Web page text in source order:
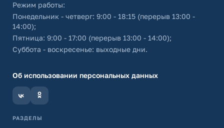
Режим работы:
Понедельник - четверг: 9:00 - 18:15 (перерыв 13:00 -
14:00);
Пятница: 9:00 - 17:00 (перерыв 13:00 - 14:00);
Суббота - воскресенье: выходные дни.
Об использовании персональных данных
РАЗДЕЛЫ